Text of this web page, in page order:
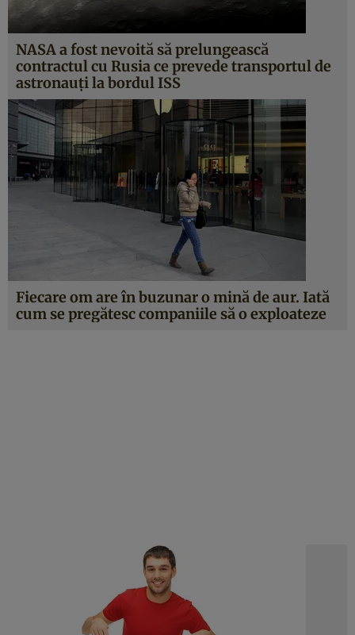
NASA a fost nevoită să prelungească
contractul cu Rusia ce prevede transportul de
astronauţi la bordul ISS
Fiecare om are în buzunar o mină de aur. Iată
cum se pregătesc companiile să o exploateze